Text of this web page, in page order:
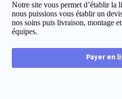
Notre site vous permet d’établir la
nous puissions vous établir un
nos soins puis livraison, montage
équipes.
Payer en